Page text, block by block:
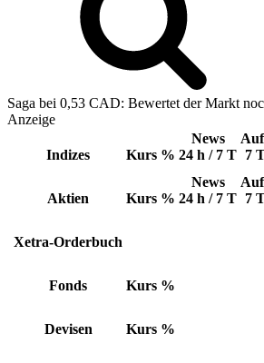
Saga bei 0,53 CAD: Bewertet der Markt
Anzeige
Indizes Kurs %
News
24 h / 7 T 7
Aktien Kurs %
News
24 h / 7 T 7
Xetra-Orderbuch
Fonds Kurs %
Devisen Kurs %